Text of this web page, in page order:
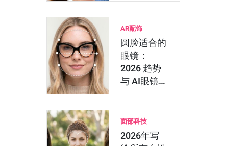
AR配饰
圆脸适合的
眼镜：
2026 趋势
与 AI眼镜
虚拟试戴技
面部科技
2026年写